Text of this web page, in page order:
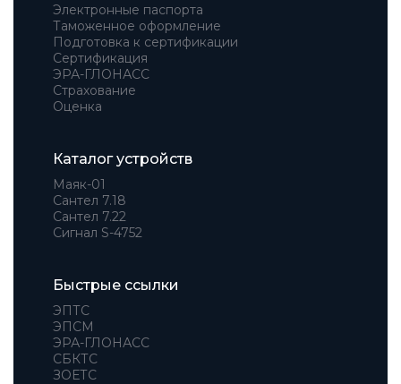
Электронные паспорта
Таможенное оформление
Подготовка к сертификации
Сертификация
ЭРА-ГЛОНАСС
Страхование
Оценка
Каталог устройств
Маяк-01
Сантел 7.18
Сантел 7.22
Сигнал S-4752
Быстрые ссылки
ЭПТС
ЭПСМ
ЭРА-ГЛОНАСС
СБКТС
ЗОЕТС